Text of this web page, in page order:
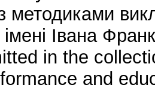
методиками
імені Івана
in the
and